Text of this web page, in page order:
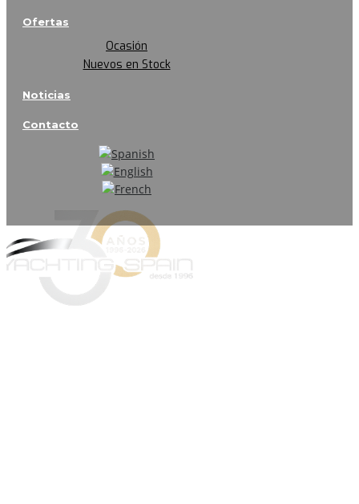
Ofertas
Ocasión
Nuevos en Stock
Noticias
Contacto